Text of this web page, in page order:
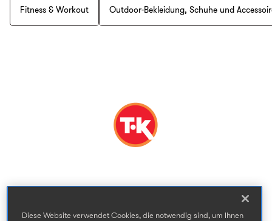
Fitness & Workout Outdoor-Bekleidung, Schuhe und
Diese Website verwendet Cookies, die notwendig sind, um Ihnen